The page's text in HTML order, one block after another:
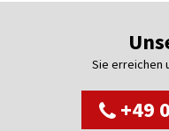
Sie erreichen
+49